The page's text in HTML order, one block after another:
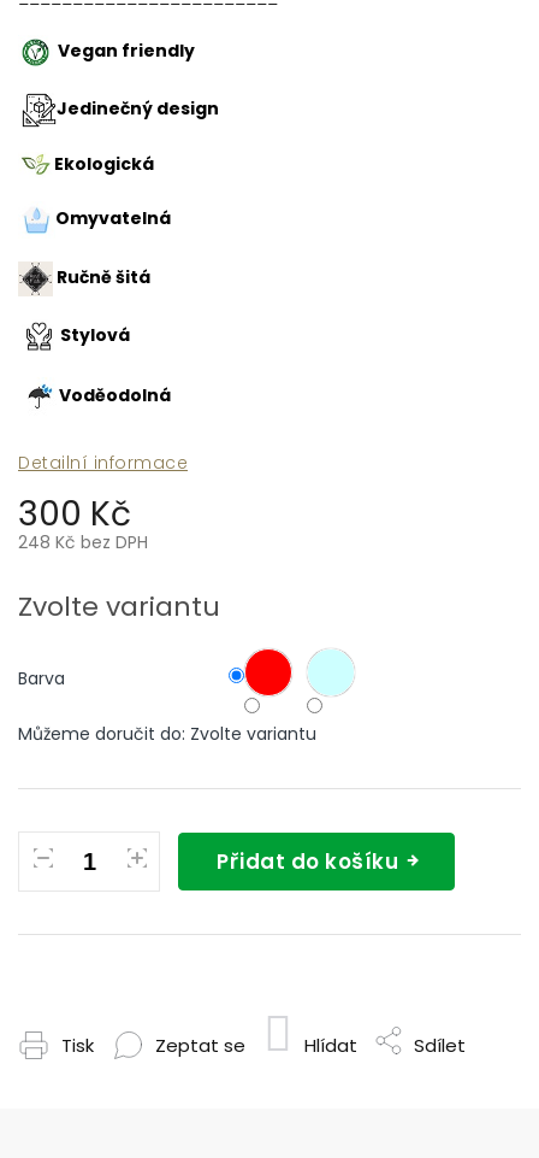
300 Kč
248 Kč bez DPH
cena:
Zvolte variantu
Barva
Můžeme doručit do: Zvolte variantu
Přidat do košíku
Vegan friendly
Jedinečný design
Ekologická
Omyvatelná
Ručně šitá
Stylová
Voděodolná
Detailní informace
Tisk Zeptat se Hlídat Sdílet